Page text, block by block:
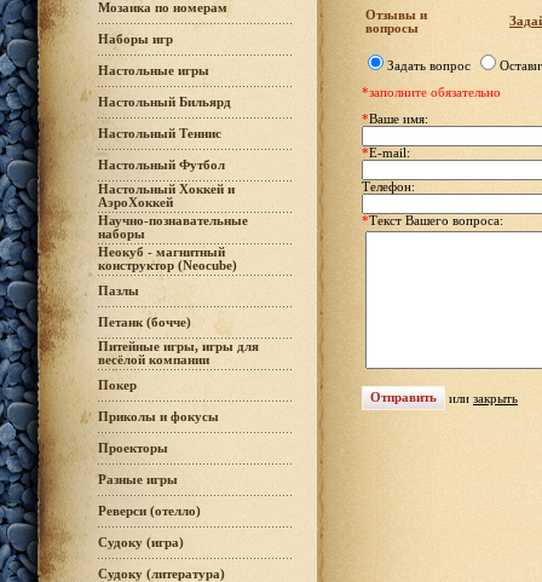
Мозаика по номерам
Наборы игр
Настольные игры
Настольный Бильярд
Настольный Теннис
Настольный Футбол
Настольный Хоккей и
АэроХоккей
Научно-познавательные
наборы
Неокуб - магнитный
конструктор (Neocube)
Пазлы
Петанк (бочче)
Питейные игры, игры для
весёлой компании
Покер
Приколы и фокусы
Проекторы
Разные игры
Реверси (отелло)
Судоку (игра)
Судоку (литература)
Отзывы и
вопросы
Задать вопрос
*заполните обязательно
*Ваше имя:
*E-mail:
Телефон:
*Текст Вашего вопроса:
или закрыть